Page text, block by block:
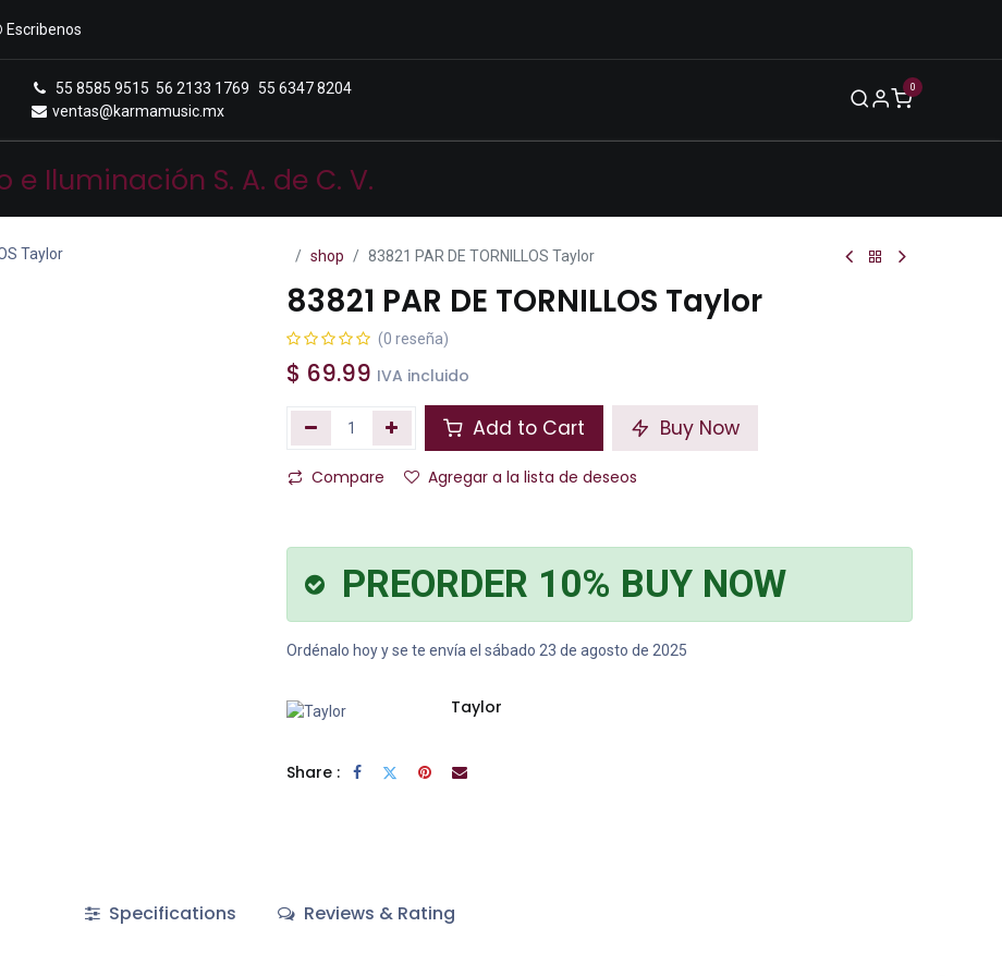
Escribenos
55 8585 9515 56 2133 1769
55 6347 8204
ventas@karmamusic.mx
0
Royals Casa Veerkamp Sucursales
shop 83821 PAR DE TORNILLOS Taylor
83821 PAR DE TORNILLOS Taylor
(0 reseña)
$ 69.99 IVA incluido
Add to Cart Buy Now
Compare Agregar a la lista de deseos
PREORDER 10% BUY NOW
Ordénalo hoy y se te envía el sábado 23 de agosto de 2025
Taylor
Share :
Specifications Reviews & Rating